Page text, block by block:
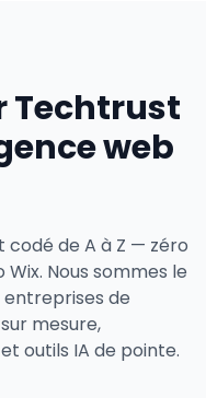
Techtrust
web
codé de A à Z — zéro
Nous sommes le
de
mesure,
outils IA de pointe.